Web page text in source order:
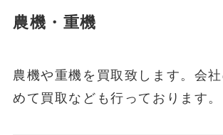
農機・重機
農機や重機を買取致します。会
めて買取なども行っております。